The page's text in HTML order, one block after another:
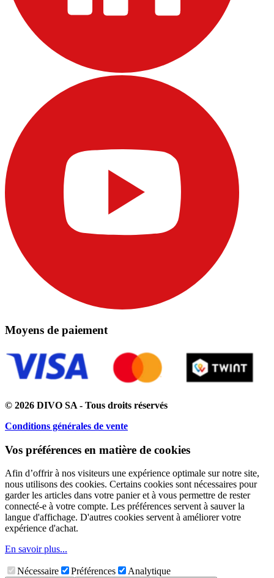
Moyens de paiement
© 2026 DIVO SA - Tous droits réservés
Conditions générales de vente
Vos préférences en matière de cookies
Afin d’offrir à nos visiteurs une expérience optimale sur notre site,
nous utilisons des cookies. Certains cookies sont nécessaires pour
garder les articles dans votre panier et à vous permettre de rester
connecté-e à votre compte. Les préférences servent à sauver la
langue d'affichage. D'autres cookies servent à améliorer votre
expérience d'achat.
En savoir plus...
Nécessaire Préférences Analytique